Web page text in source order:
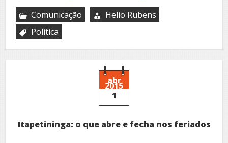
Comunicação
Helio Rubens
Politica
abr
2015
1
Itapetininga: o que abre e fecha nos feriados